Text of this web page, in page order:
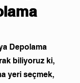
Depolama
biliyoruz ki,
yeri seçmek,